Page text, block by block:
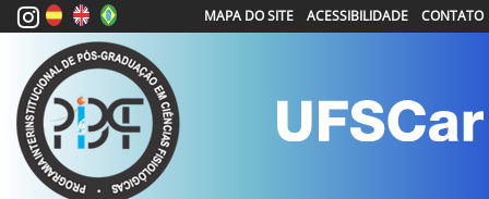
MAPA DO SITE ACESSIBILIDADE CONTATO